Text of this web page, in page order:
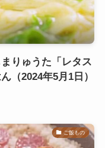
りゅうた「レタス
（2024年5月1日）
ご飯もの